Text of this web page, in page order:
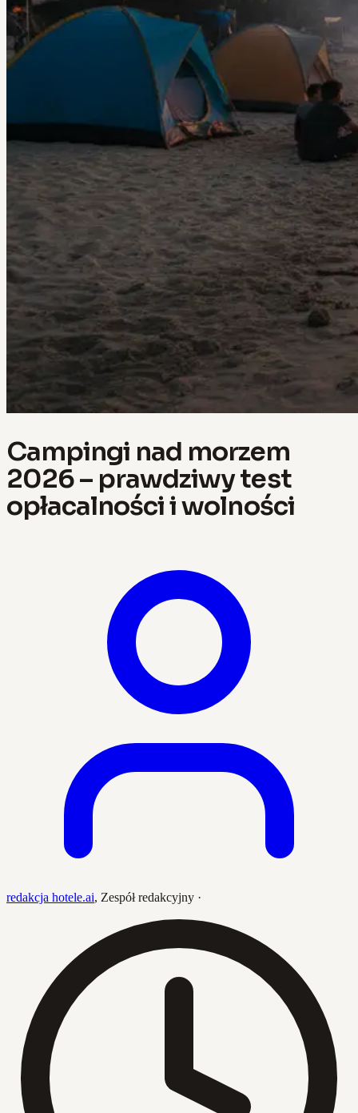
Campingi nad morzem
2026 – prawdziwy test
opłacalności i wolności
redakcja hotele.ai, Zespół redakcyjny ·